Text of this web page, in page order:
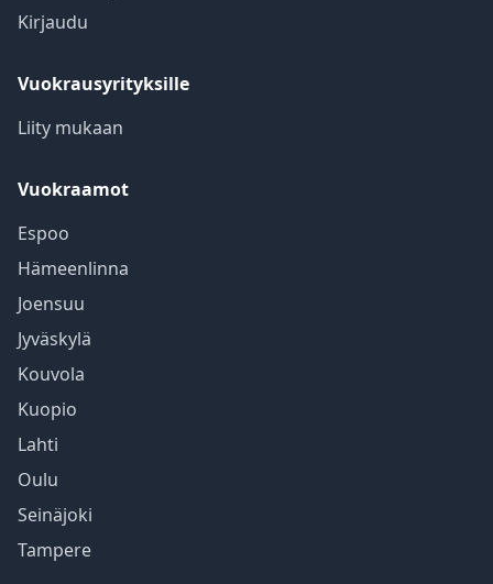
Kirjaudu
Vuokrausyrityksille
Liity mukaan
Vuokraamot
Espoo
Hämeenlinna
Joensuu
Jyväskylä
Kouvola
Kuopio
Lahti
Oulu
Seinäjoki
Tampere